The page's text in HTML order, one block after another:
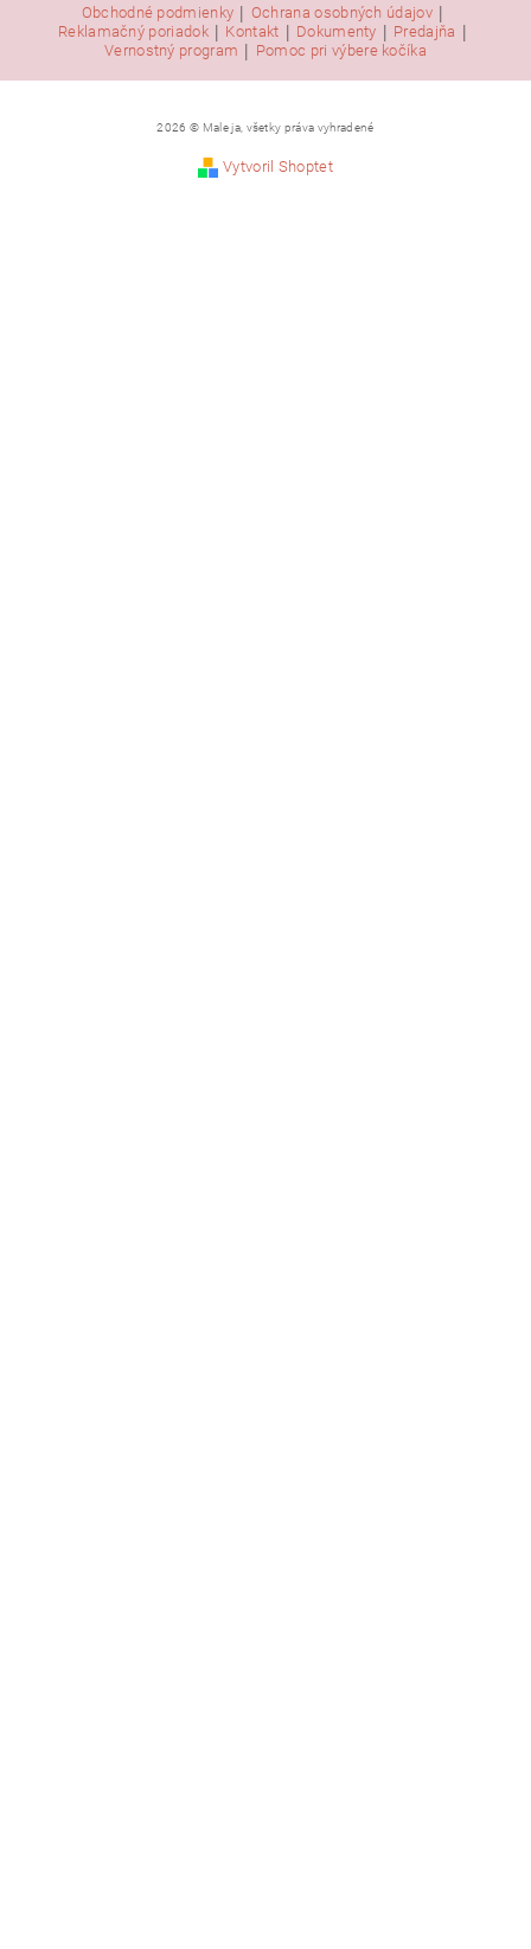
Obchodné podmienky | Ochrana osobných údajov |
Reklamačný poriadok | Kontakt | Dokumenty | Predajňa |
Vernostný program | Pomoc pri výbere kočíka
2026 © Male ja, všetky práva vyhradené
Vytvoril Shoptet